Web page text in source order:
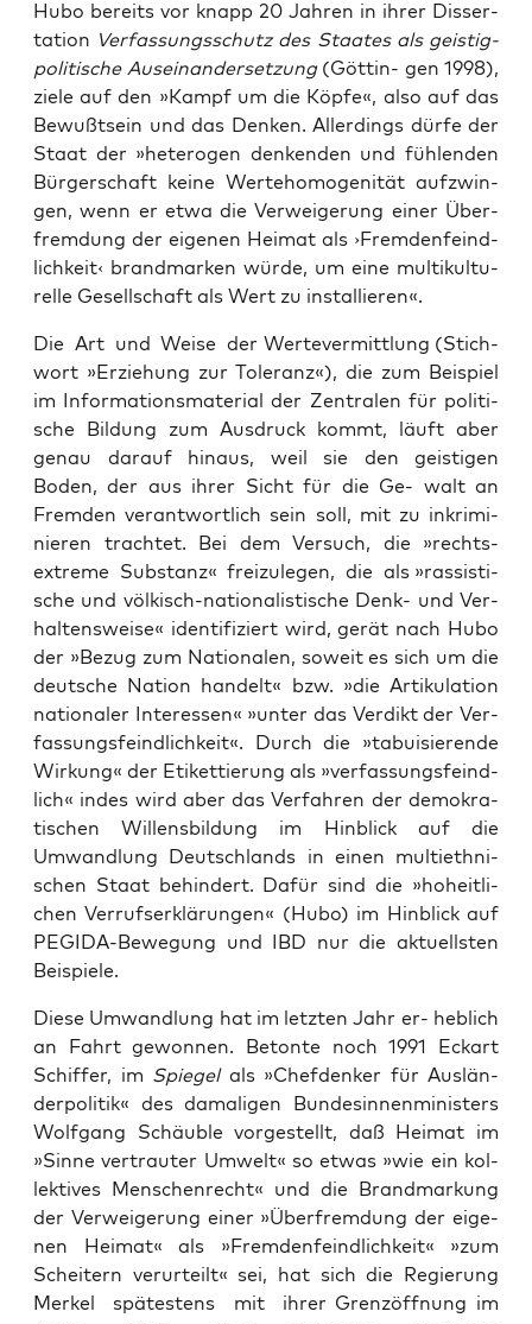
Hubo bereits vor knapp 20 Jah­ren in ihrer Dis­ser­
ta­ti­on Ver­fas­sungs­schutz des Staa­tes als geis­tig-
poli­ti­sche Aus­ein­an­der­set­zung (Göt­tin- gen 1998),
zie­le auf den »Kampf um die Köp­fe«, also auf das
Bewußt­sein und das Den­ken. Aller­dings dür­fe der
Staat der »hete­ro­gen den­ken­den und füh­len­den
Bür­ger­schaft kei­ne Wer­te­ho­mo­ge­ni­tät auf­zwin­
gen, wenn er etwa die Ver­wei­ge­rung einer Über­
frem­dung der eige­nen Hei­mat als ›Frem­den­feind­
lich­keit‹ brand­mar­ken wür­de, um eine mul­ti­kul­tu­
rel­le Gesell­schaft als Wert zu installieren«.
Die Art und Wei­se der Wer­te­ver­mitt­lung (Stich­
wort »Erzie­hung zur Tole­ranz«), die zum Bei­spiel
im Infor­ma­ti­ons­ma­te­ri­al der Zen­tra­len für poli­ti­
sche Bil­dung zum Aus­druck kommt, läuft aber
genau dar­auf hin­aus, weil sie den geis­ti­gen
Boden, der aus ihrer Sicht für die Ge- walt an
Frem­den ver­ant­wort­lich sein soll, mit zu inkri­mi­
nie­ren trach­tet. Bei dem Ver­such, die »rechts­
extre­me Sub­stanz« frei­zu­le­gen, die als »ras­sis­ti­
sche und völ­kisch-natio­na­lis­ti­sche Denk- und Ver­
hal­tens­wei­se« iden­ti­fi­ziert wird, gerät nach Hubo
der »Bezug zum Natio­na­len, soweit es sich um die
deut­sche Nati­on han­delt« bzw. »die Arti­ku­la­ti­on
natio­na­ler Inter­es­sen« »unter das Ver­dikt der Ver­
fas­sungs­feind­lich­keit«. Durch die »tabui­sie­ren­de
Wir­kung« der Eti­ket­tie­rung als »ver­fas­sungs­feind­
lich« indes wird aber das Ver­fah­ren der demo­kra­
ti­schen Wil­lens­bil­dung im Hin­blick auf die
Umwand­lung Deutsch­lands in einen mul­ti­eth­ni­
schen Staat behin­dert. Dafür sind die »hoheit­li­
chen Ver­rufs­er­klä­run­gen« (Hubo) im Hin­blick auf
PEGI­DA-Bewe­gung und IBD nur die aktu­ells­ten
Beispiele.
Die­se Umwand­lung hat im letz­ten Jahr er- heb­lich
an Fahrt gewon­nen. Beton­te noch 1991 Eck­art
Schif­fer, im Spie­gel als »Chef­den­ker für Aus­län­
der­po­li­tik« des dama­li­gen Bun­des­in­nen­mi­nis­ters
Wolf­gang Schäub­le vor­ge­stellt, daß Hei­mat im
»Sin­ne ver­trau­ter Umwelt« so etwas »wie ein kol­
lek­ti­ves Men­schen­recht« und die Brand­mar­kung
der Ver­wei­ge­rung einer »Über­frem­dung der eige­
nen Hei­mat« als »Frem­den­feind­lich­keit« »zum
Schei­tern ver­ur­teilt« sei, hat sich die Regie­rung
Mer­kel spä­tes­tens mit ihrer Grenz­öff­nung im